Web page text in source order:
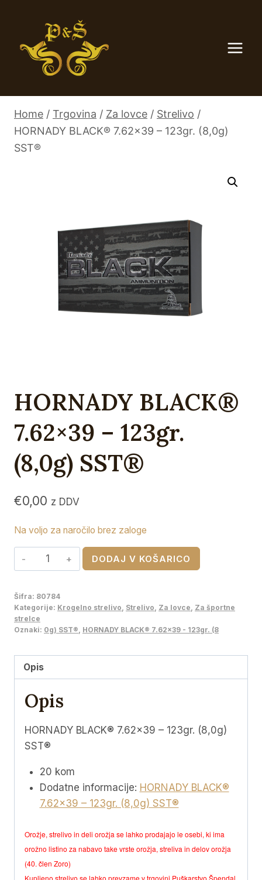
Home / Trgovina / Za lovce / Strelivo /
HORNADY BLACK® 7.62×39 – 123gr. (8,0g)
SST®
HORNADY BLACK®
7.62×39 – 123gr.
(8,0g) SST®
€0,00 z DDV
Na voljo za naročilo brez zaloge
HORNADY
BLACK®
-
123gr.
(8,0g)
količina
DODAJ V KOŠARICO
Šifra: 80784
Kategorije: Krogelno strelivo Strelivo Za lovce Za športne
strelce
Oznaki: 0g) SST® HORNADY BLACK® 7.62x39 - 123gr. (8
Opis
Opis
HORNADY BLACK® 7.62×39 – 123gr. (8,0g)
SST®
20 kom
Dodatne informacije: HORNADY BLACK®
7.62×39 – 123gr. (8,0g) SST®
Orožje, strelivo in deli orožja se lahko prodajajo le osebi, ki ima
orožno listino za nabavo take vrste orožja, streliva in delov orožja
(40. člen Zoro)
Kupljeno strelivo se lahko prevzame v trgovini Puškarstvo Špendal